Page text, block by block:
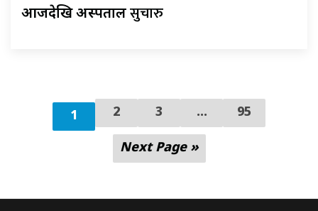
आजदेखि अस्पतालसुचारु
1 2 3 ... 95
Next Page »